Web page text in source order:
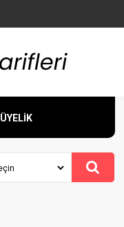
ÜYELİK